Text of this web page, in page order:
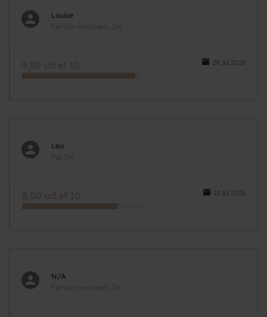
Louise
Familie med børn, DK
29.Jul.2026
9,50 ud af 10
Leo
Par, DK
27.Jul.2026
8,00 ud af 10
N/A
Familie med børn, DK